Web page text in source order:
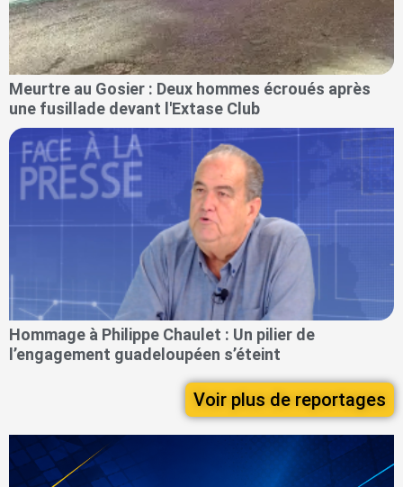
Meurtre au Gosier : Deux hommes écroués après
une fusillade devant l'Extase Club
Hommage à Philippe Chaulet : Un pilier de
l’engagement guadeloupéen s’éteint
Voir plus de reportages